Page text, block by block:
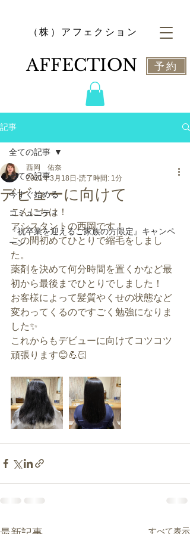
​（株）アフェクション
​AFFECTION 予約
記事
全ての記事
今すぐ始める
コミュニティ
『祝卒業を迎えるご家族の方限定』キャンペ
ーン
全ての記事
デビューに向けて
西岡 佑奈
2021年3月18日 読了時間: 1分
こんにちは！
アシスタントの西岡です！
この間初めてひとりで縮毛をしまし
た。
薬剤を決めて何分時間を置くかなど最
初から最後までひとりでしました！
お客様によって髪質やくせの状態など
変わってくるのですごく勉強になりま
した✨
これからもデビューに向けてコツコツ
頑張ります😊💪🏻
すべて表示